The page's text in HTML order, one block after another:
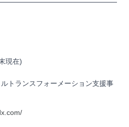
現在)
トランスフォーメーション支援事